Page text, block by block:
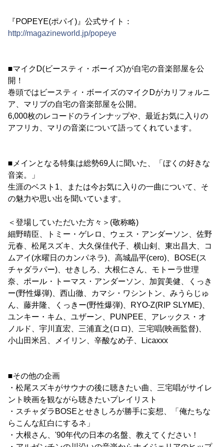
『POPEYE(ポパイ)』公式サイト：
http://magazineworld.jp/popeye
■マイクD(ビースティ・ボーイズ)が自宅の音楽部屋を公
開！
巻頭ではビースティ・ボーイズのマイクDがカリフォルニ
ア、マリブの自宅の音楽部屋を公開。
6,000枚のレコードのラインナップや、最近お気に入りの
アフリカ、マリの音楽について語ってくれています。
■メインとなる特集は総勢69人に聞いた、「ぼくの好きな
音楽。」
生涯のベスト1、または今お気に入りの一曲について、そ
の魅力や思い出を聞いています。
＜登場していただいた方々＞(敬称略)
細野晴臣、トミー・ゲレロ、ウェス・アンダーソン、佐野
元春、松尾スズキ、大久保佳代子、横山剣、東出昌大、コ
ムアイ(水曜日のカンパネラ)、高城晶平(cero)、BOSE(ス
チャダラパー)、せきしろ、大根仁さん、モトーラ世理
奈、ポール・トーマス・アンダーソン、加賀美健、くっき
ー(野性爆弾)、西山徹、カマシ・ワシントン、みうらじゅ
ん、藤井隆、くっきー(野性爆弾)、RYO-Z(RIP SLYME)、
ユンキー・キム、ユザーン、PUNPEE、アレックス・オ
ノルド、宇川直宏、三浦直之(ロロ)、三宅唱(映画監督)、
小山田米呂、メイリン、辛酸なめ子、Licaxxx
■その他の企画
・松尾スズキがサウナの後に聴きたい曲、三宅唱がサイレ
ント映画を観ながら聴きたいプレイリスト
・スチャダラBOSEとせきしろが勝手に妄想、「俺たちな
らこんな紅白にするネ」
・大根さん、'90年代の日本の名盤、教えてください！